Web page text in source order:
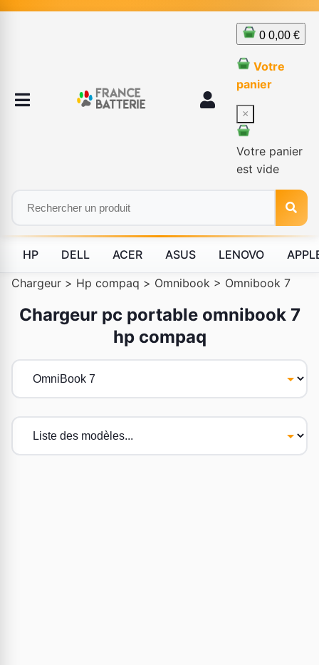
0 0,00 €
Votre
panier
×
Votre panier
est vide
HP DELL ACER ASUS LENOVO
Chargeur > Hp compaq > Omnibook > Omnibook 7
Chargeur pc portable omnibook 7
hp compaq